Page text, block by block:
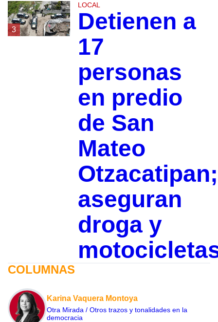
3
LOCAL
Detienen a
17
personas
en predio
de San
Mateo
Otzacatipan;
aseguran
droga y
COLUMNAS
Karina Vaquera Montoya
Otra Mirada / Otros trazos y tonalidades en la
democracia